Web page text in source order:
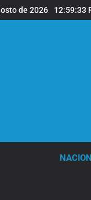
de 2026 12:59:33